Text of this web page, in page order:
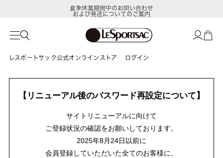
夏季休業期間中のお問い合わせ
および発送についてのご案内
レスポートサック公式オンラインストア ログイン
【リニューアル後のパスワード再設定について】
サイトリニューアルに向けて
ご登録状況の確認をお願いしております。
2025年8月24日以前に
会員登録していただいた全てのお客様に、